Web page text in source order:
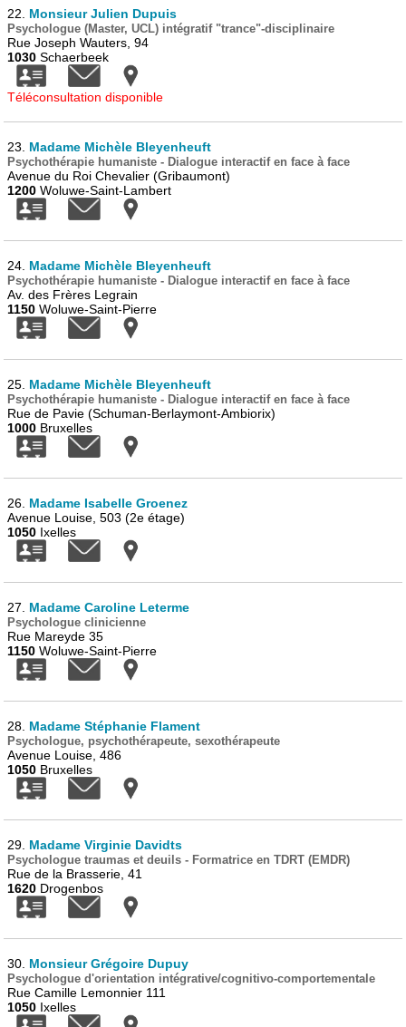
22. Monsieur Julien Dupuis
Psychologue (Master, UCL) intégratif "trance"-disciplinaire
Rue Joseph Wauters, 94
1030 Schaerbeek
Téléconsultation disponible
23. Madame Michèle Bleyenheuft
Psychothérapie humaniste - Dialogue interactif en face à face
Avenue du Roi Chevalier (Gribaumont)
1200 Woluwe-Saint-Lambert
24. Madame Michèle Bleyenheuft
Psychothérapie humaniste - Dialogue interactif en face à face
Av. des Frères Legrain
1150 Woluwe-Saint-Pierre
25. Madame Michèle Bleyenheuft
Psychothérapie humaniste - Dialogue interactif en face à face
Rue de Pavie (Schuman-Berlaymont-Ambiorix)
1000 Bruxelles
26. Madame Isabelle Groenez
Avenue Louise, 503 (2e étage)
1050 Ixelles
27. Madame Caroline Leterme
Psychologue clinicienne
Rue Mareyde 35
1150 Woluwe-Saint-Pierre
28. Madame Stéphanie Flament
Psychologue, psychothérapeute, sexothérapeute
Avenue Louise, 486
1050 Bruxelles
29. Madame Virginie Davidts
Psychologue traumas et deuils - Formatrice en TDRT (EMDR)
Rue de la Brasserie, 41
1620 Drogenbos
30. Monsieur Grégoire Dupuy
Psychologue d'orientation intégrative/cognitivo-comportementale
Rue Camille Lemonnier 111
1050 Ixelles